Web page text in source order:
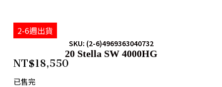
2-6週出貨
SKU: (2-6)4969363040732
20 Stella SW 4000HG
NT$18,550
已售完